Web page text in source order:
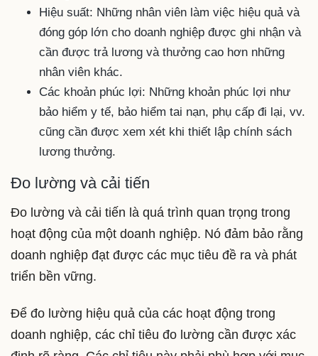
Hiệu suất: Những nhân viên làm việc hiệu quả và
đóng góp lớn cho doanh nghiệp được ghi nhận và
cần được trả lương và thưởng cao hơn những
nhân viên khác.
Các khoản phúc lợi: Những khoản phúc lợi như
bảo hiểm y tế, bảo hiểm tai nạn, phụ cấp đi lại, vv.
cũng cần được xem xét khi thiết lập chính sách
lương thưởng.
Đo lường và cải tiến
Đo lường và cải tiến là quá trình quan trọng trong
hoạt động của một doanh nghiệp. Nó đảm bảo rằng
doanh nghiệp đạt được các mục tiêu đề ra và phát
triển bền vững.
Để đo lường hiệu quả của các hoạt động trong
doanh nghiệp, các chỉ tiêu đo lường cần được xác